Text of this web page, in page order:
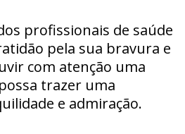
profissionais de saúde
pela sua bravura e
com atenção uma
trazer uma
e admiração.